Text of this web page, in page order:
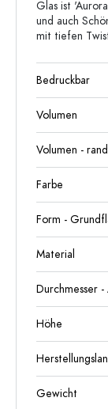
Glas ist
und auch
mit tiefen
Bedruckbar
Volumen
Volumen -
Farbe
Form -
Material
Durchmesser -
Höhe
Gewicht